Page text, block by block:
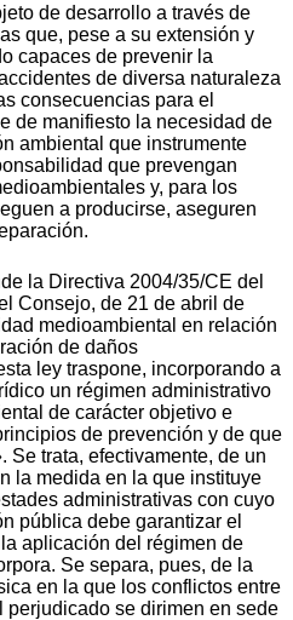
de desarrollo a través de
que, pese a su extensión y
capaces de prevenir la
de diversa naturaleza
consecuencias para el
de manifiesto la necesidad de
ambiental que instrumente
que prevengan
y, para los
a producirse, aseguren
la Directiva 2004/35/CE del
Consejo, de 21 de abril de
medioambiental en relación
de daños
ley traspone, incorporando a
un régimen administrativo
de carácter objetivo e
de prevención y de que
Se trata, efectivamente, de un
la medida en la que instituye
administrativas con cuyo
pública debe garantizar el
aplicación del régimen de
Se separa, pues, de la
en la que los conflictos entre
perjudicado se dirimen en sede